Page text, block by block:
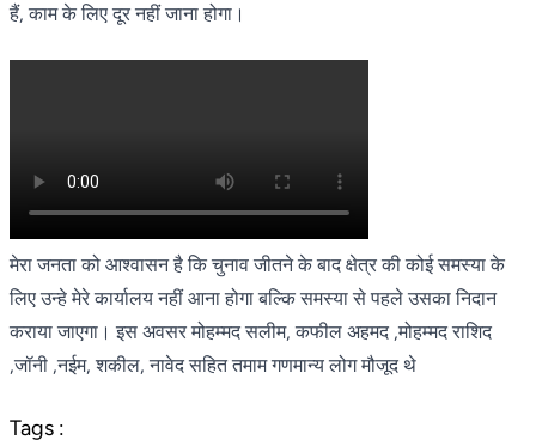
हैं, काम के लिए दूर नहीं जाना होगा।
मेरा जनता को आश्वासन है कि चुनाव जीतने के बाद क्षेत्र की कोई समस्या के
लिए उन्हे मेरे कार्यालय नहीं आना होगा बल्कि समस्या से पहले उसका निदान
कराया जाएगा। इस अवसर मोहम्मद सलीम, कफील अहमद ,मोहम्मद राशिद
,जॉनी ,नईम, शकील, नावेद सहित तमाम गणमान्य लोग मौजूद थे
Tags :